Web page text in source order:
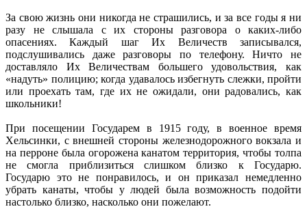
За свою жизнь они никогда не страшились, и за все годы я ни
разу не слышала с их стороны разговора о каких-либо
опасениях. Каждый шаг Их Величеств записывался,
подслушивались даже разговоры по телефону. Ничто не
доставляло Их Величествам большего удовольствия, как
«надуть» полицию; когда удавалось избегнуть слежки, пройти
или проехать там, где их не ожидали, они радовались, как
школьники!
При посещении Государем в 1915 году, в военное время
Хельсинки, с внешней стороны железнодорожного вокзала и
на перроне была огорожена канатом территория, чтобы толпа
не смогла приблизиться слишком близко к Государю.
Государю это не понравилось, и он приказал немедленно
убрать канаты, чтобы у людей была возможность подойти
настолько близко, насколько они пожелают.